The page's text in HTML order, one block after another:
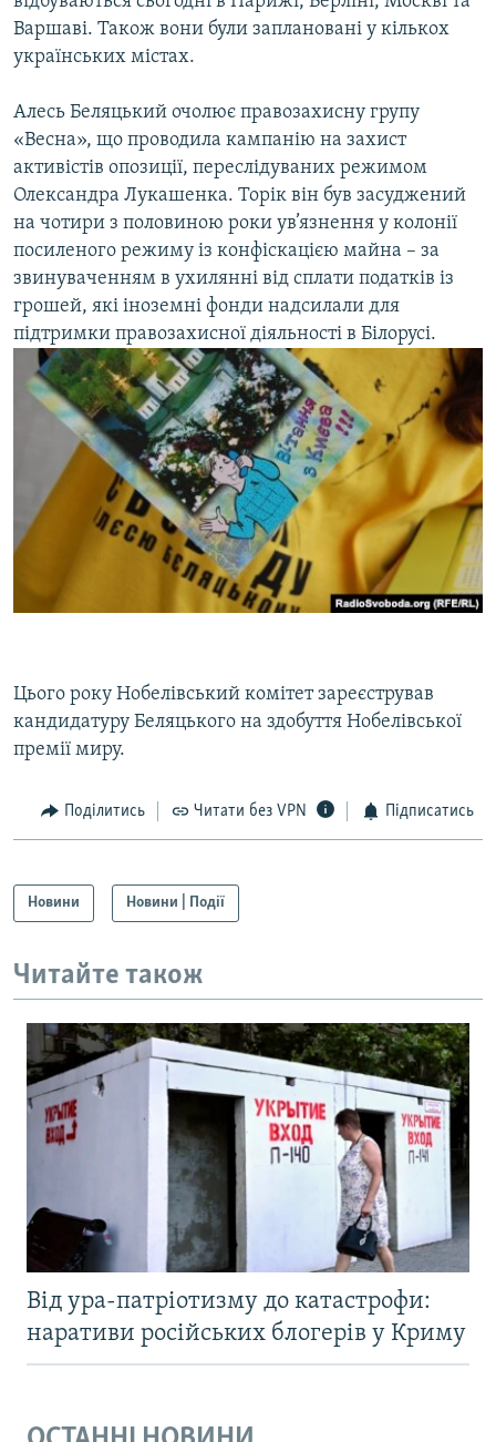
Варшаві. Також вони були заплановані у кількох
українських містах.
Алесь Беляцький очолює правозахисну групу
«Весна», що проводила кампанію на захист
активістів опозиції, переслідуваних режимом
Олександра Лукашенка. Торік він був засуджений
на чотири з половиною роки ув’язнення у колонії
посиленого режиму із конфіскацією майна – за
звинуваченням в ухилянні від сплати податків із
грошей, які іноземні фонди надсилали для
підтримки правозахисної діяльності в Білорусі.
Цього року Нобелівський комітет зареєстрував
кандидатуру Беляцького на здобуття Нобелівської
премії миру.
Поділитись Читати без VPN Підписатись
Новини Новини | Події
Читайте також
Від ура-патріотизму до катастрофи:
наративи російських блогерів у Криму